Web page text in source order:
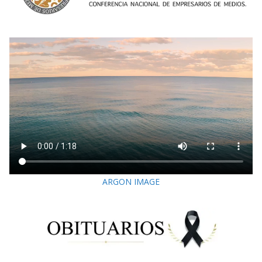
ARGON IMAGE